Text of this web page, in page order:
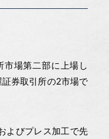
市場第二部に上場し
証券取引所の2市場で
よびプレス加工で先